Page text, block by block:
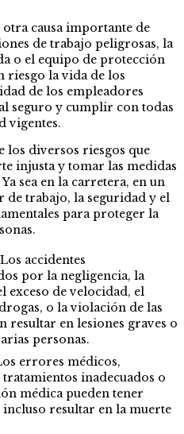
causa importante de
de trabajo peligrosas, la
o el equipo de protección
riesgo la vida de los
de los empleadores
seguro y cumplir con todas
vigentes.
los diversos riesgos que
injusta y tomar las medidas
sea en la carretera, en un
trabajo, la seguridad y el
para proteger la
Los accidentes
​​por la negligencia, la
exceso de velocidad, el
o la violación de las
resultar en lesiones graves o
personas.
errores médicos,
inadecuados o
médica pueden tener
incluso resultar en la muerte